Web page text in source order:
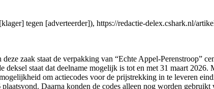
tegen [adverteerder]), https://redactie-delex.cshark.nl/
deze zaak staat de verpakking van “Echte Appel-Perenstroop”
staat dat deelname mogelijk is tot en met 31 maart 2026.
om actiecodes voor de prijstrekking in te leveren
Daarna konden de codes alleen nog worden